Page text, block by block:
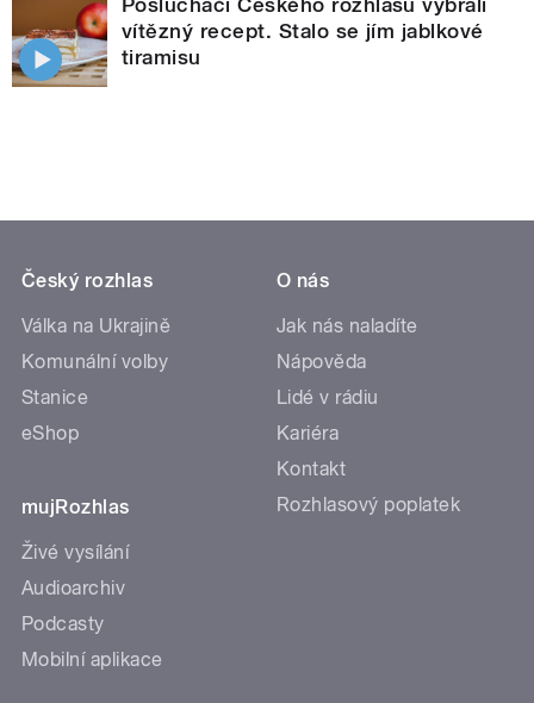
Posluchači Českého rozhlasu vybrali
vítězný recept. Stalo se jím jablkové
tiramisu
Český rozhlas
Válka na Ukrajině
Komunální volby
Stanice
eShop
mujRozhlas
Živé vysílání
Audioarchiv
Podcasty
Mobilní aplikace
O nás
Jak nás naladíte
Nápověda
Lidé v rádiu
Kariéra
Kontakt
Rozhlasový poplatek